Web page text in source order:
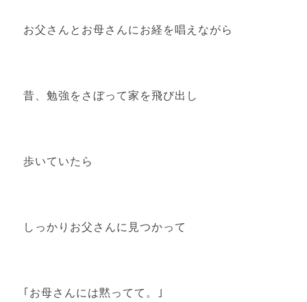
お父さんとお母さんにお経を唱えながら
昔、勉強をさぼって家を飛び出し
歩いていたら
しっかりお父さんに見つかって
｢お母さんには黙ってて。｣